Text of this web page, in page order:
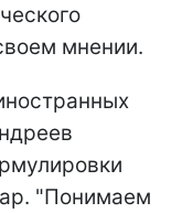
мнении.
"Понимаем